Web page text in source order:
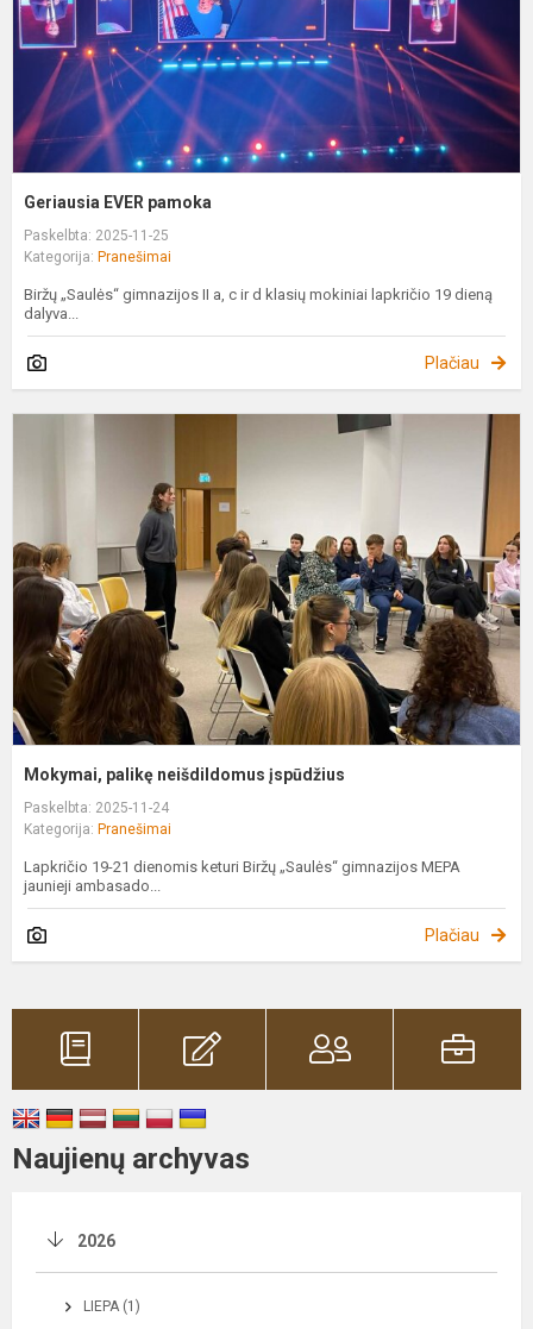
Geriausia EVER pamoka
Paskelbta: 2025-11-25
Kategorija: Pranešimai
Biržų „Saulės“ gimnazijos II a, c ir d klasių mokiniai lapkričio 19 dieną
dalyva...
Plačiau
Mokymai, palikę neišdildomus įspūdžius
Paskelbta: 2025-11-24
Kategorija: Pranešimai
Lapkričio 19-21 dienomis keturi Biržų „Saulės“ gimnazijos MEPA
jaunieji ambasado...
Plačiau
Naujienų archyvas
2026
LIEPA (1)